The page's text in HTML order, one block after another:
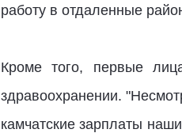
работу в отдаленные
Кроме того, первые
здравоохранении.
камчатские зарплаты